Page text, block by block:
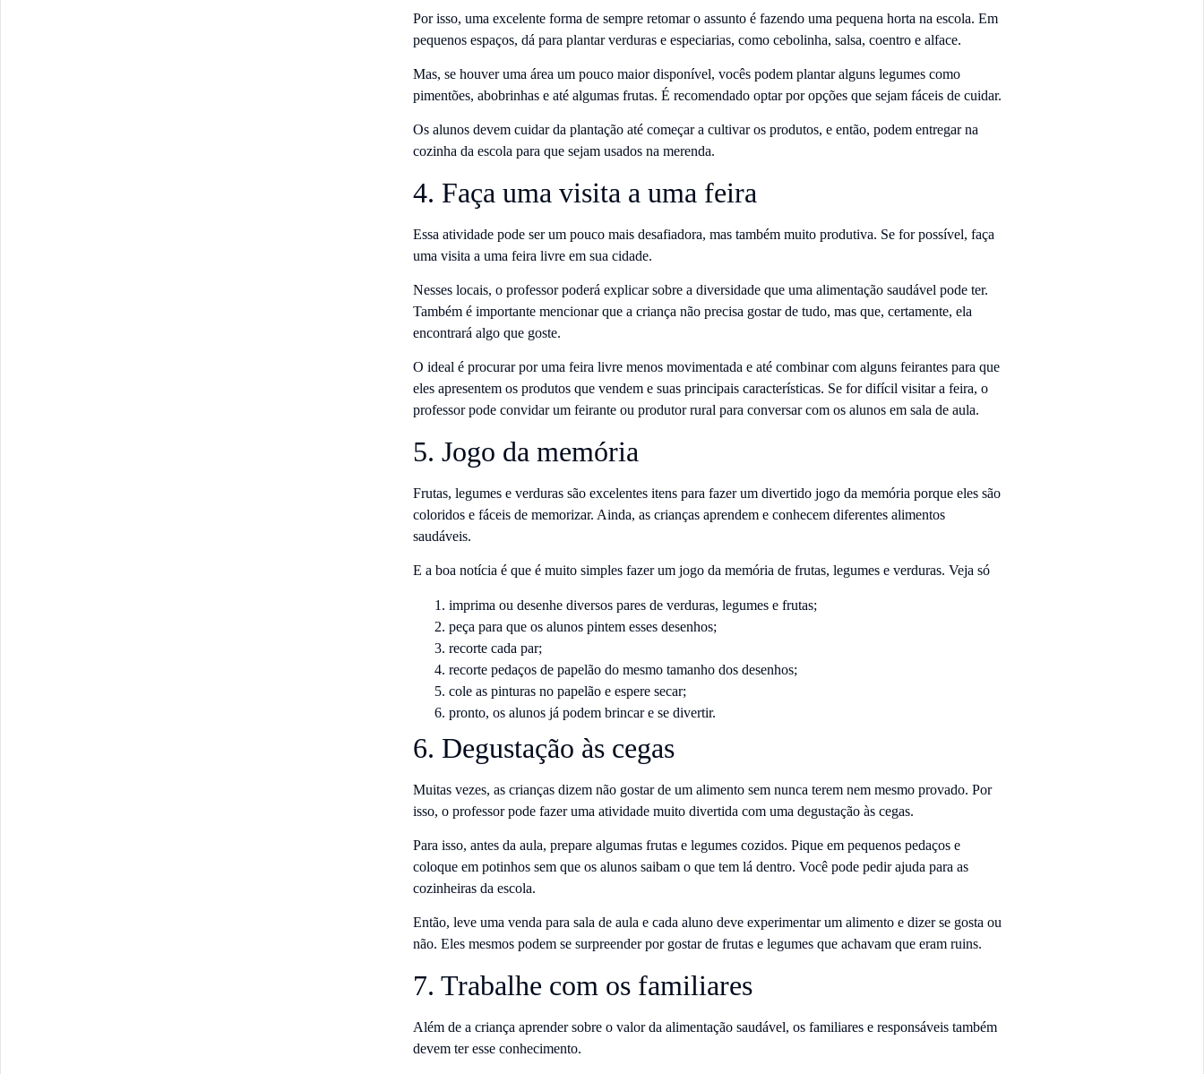
Por isso, uma excelente forma de sempre retomar o assunto é fazendo uma pequena horta na escola. Em
pequenos espaços, dá para plantar verduras e especiarias, como cebolinha, salsa, coentro e alface.
Mas, se houver uma área um pouco maior disponível, vocês podem plantar alguns legumes como
pimentões, abobrinhas e até algumas frutas. É recomendado optar por opções que sejam fáceis de cuidar.
Os alunos devem cuidar da plantação até começar a cultivar os produtos, e então, podem entregar na
cozinha da escola para que sejam usados na merenda.
4. Faça uma visita a uma feira
Essa atividade pode ser um pouco mais desafiadora, mas também muito produtiva. Se for possível, faça
uma visita a uma feira livre em sua cidade.
Nesses locais, o professor poderá explicar sobre a diversidade que uma alimentação saudável pode ter.
Também é importante mencionar que a criança não precisa gostar de tudo, mas que, certamente, ela
encontrará algo que goste.
O ideal é procurar por uma feira livre menos movimentada e até combinar com alguns feirantes para que
eles apresentem os produtos que vendem e suas principais características. Se for difícil visitar a feira, o
professor pode convidar um feirante ou produtor rural para conversar com os alunos em sala de aula.
5. Jogo da memória
Frutas, legumes e verduras são excelentes itens para fazer um divertido jogo da memória porque eles são
coloridos e fáceis de memorizar. Ainda, as crianças aprendem e conhecem diferentes alimentos
saudáveis.
E a boa notícia é que é muito simples fazer um jogo da memória de frutas, legumes e verduras. Veja só
imprima ou desenhe diversos pares de verduras, legumes e frutas;
peça para que os alunos pintem esses desenhos;
recorte cada par;
recorte pedaços de papelão do mesmo tamanho dos desenhos;
cole as pinturas no papelão e espere secar;
pronto, os alunos já podem brincar e se divertir.
6. Degustação às cegas
Muitas vezes, as crianças dizem não gostar de um alimento sem nunca terem nem mesmo provado. Por
isso, o professor pode fazer uma atividade muito divertida com uma degustação às cegas.
Para isso, antes da aula, prepare algumas frutas e legumes cozidos. Pique em pequenos pedaços e
coloque em potinhos sem que os alunos saibam o que tem lá dentro. Você pode pedir ajuda para as
cozinheiras da escola.
Então, leve uma venda para sala de aula e cada aluno deve experimentar um alimento e dizer se gosta ou
não. Eles mesmos podem se surpreender por gostar de frutas e legumes que achavam que eram ruins.
7. Trabalhe com os familiares
Além de a criança aprender sobre o valor da alimentação saudável, os familiares e responsáveis também
devem ter esse conhecimento.